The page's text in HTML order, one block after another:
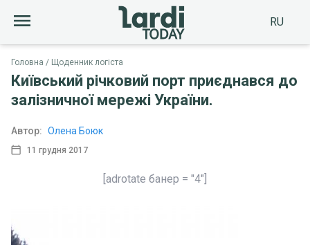
RU
Головна Щоденник логіста
Київський річковий порт приєднався до
залізничної мережі України.
11 грудня 2017
Автор: Олена Боюк
[adrotate банер = "4"]